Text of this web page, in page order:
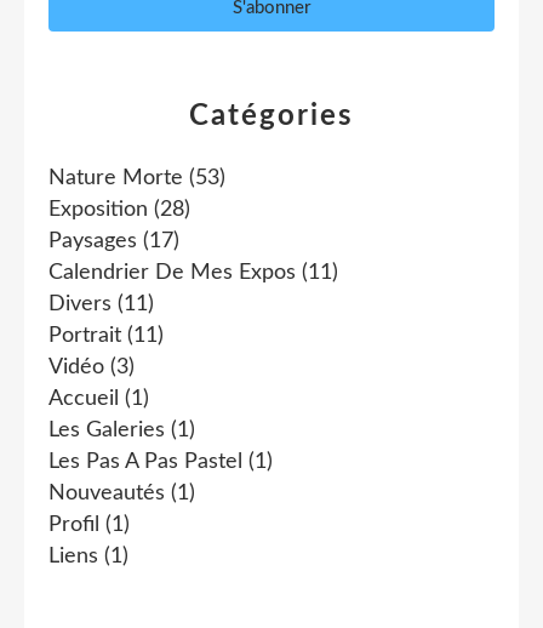
Catégories
Nature Morte (53)
Exposition (28)
Paysages (17)
Calendrier De Mes Expos (11)
Divers (11)
Portrait (11)
Vidéo (3)
Accueil (1)
Les Galeries (1)
Les Pas A Pas Pastel (1)
Nouveautés (1)
Profil (1)
Liens (1)